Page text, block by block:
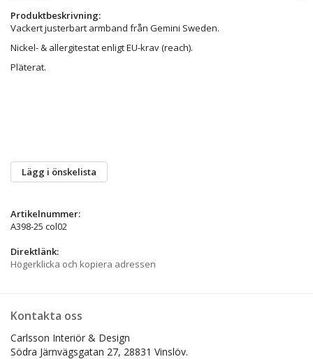
Produktbeskrivning:
Vackert justerbart armband från Gemini Sweden.
Nickel- & allergitestat enligt EU-krav (reach).
Pläterat.
Lägg i önskelista
Artikelnummer:
A398-25 col02
Direktlänk:
Högerklicka och kopiera adressen
Kontakta oss
Carlsson Interiör & Design
Södra Järnvägsgatan 27, 28831 Vinslöv.